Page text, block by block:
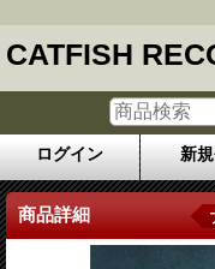
CATFISH
ログイン 新
商品詳細